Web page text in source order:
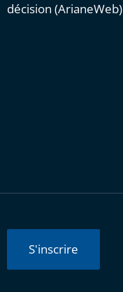
décision (ArianeWeb)
S'inscrire